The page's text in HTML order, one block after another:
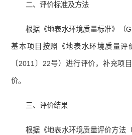
二、评价标准及方法
根据《地表水环境质量标准》（
基本项目按照《地表水环境质量评
〔2011〕22号）进行评价，补充项
价。
三、评价结果
根据《地表水环境质量评价方法